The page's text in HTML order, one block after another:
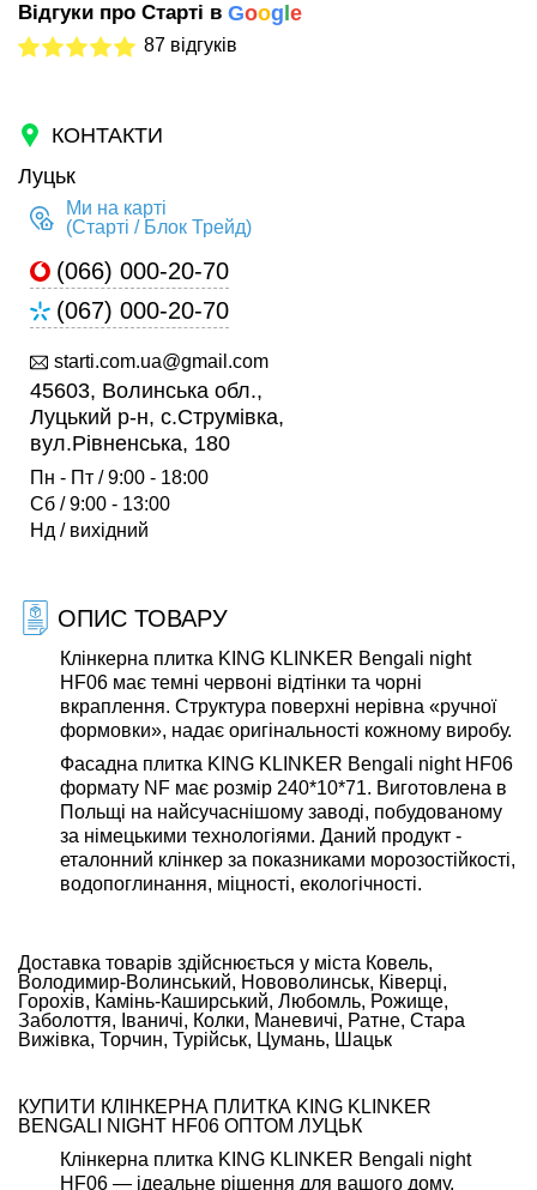
Відгуки про Старті в Goog e
87 відгуків
КОНТАКТИ
Луцьк
Ми на карті
(Старті / Блок Трейд)
(066) 000-20-70
(067) 000-20-70
starti.com.ua@gmail.com
45603, Волинська обл.,
Луцький р-н, с.Струмівка,
вул.Рівненська, 180
Пн - Пт / 9:00 - 18:00
Сб / 9:00 - 13:00
Нд / вихідний
ОПИС ТОВАРУ
Клінкерна плитка KING KLINKER Bengali night
HF06 має темні червоні відтінки та чорні
вкраплення. Структура поверхні нерівна «ручної
формовки», надає оригінальності кожному виробу.
Фасадна плитка KING KLINKER Bengali night HF06
формату NF має розмір 240*10*71. Виготовлена в
Польщі на найсучаснішому заводі, побудованому
за німецькими технологіями. Даний продукт -
еталонний клінкер за показниками морозостійкості,
водопоглинання, міцності, екологічності.
Доставка товарів здійснюється у міста Ковель,
Володимир-Волинський, Нововолинськ, Ківерці,
Горохів, Камінь-Каширський, Любомль, Рожище,
Заболоття, Іваничі, Колки, Маневичі, Ратне, Стара
Вижівка, Торчин, Турійськ, Цумань, Шацьк
КУПИТИ КЛІНКЕРНА ПЛИТКА KING KLINKER
BENGALI NIGHT HF06 ОПТОМ ЛУЦЬК
Клінкерна плитка KING KLINKER Bengali night
HF06 — ідеальне рішення для вашого дому.